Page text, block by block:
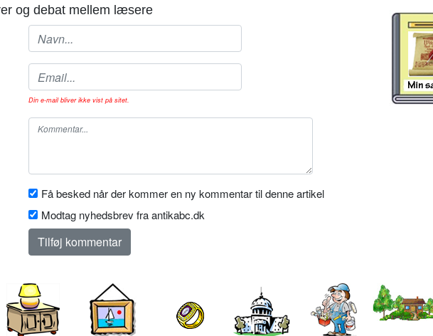
og debat mellem læsere
Din e-mail bliver ikke vist på sitet.
Få besked når der kommer en ny kommentar til denne artikel
Modtag nyhedsbrev fra antikabc.dk